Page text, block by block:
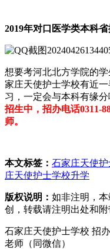
2019年对口医学类本科
想要考河北北方学院的
家庄天使护士学校有近
习，一定会与本科有缘分
招生中，招办电话0311-
师。
本文标签： 石家庄天使护
庄天使护士学校升学
版权说明： 如非注明，
创，转载请注明出处和附
石家庄天使护士学校 招办
老师（同微信）